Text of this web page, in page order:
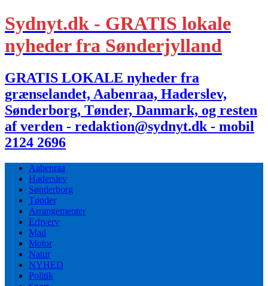
Sydnyt.dk - GRATIS lokale
nyheder fra Sønderjylland
GRATIS LOKALE nyheder fra
grænselandet, Aabenraa, Haderslev,
Sønderborg, Tønder, Danmark, og resten
af verden - redaktion@sydnyt.dk - mobil
2124 2696
Aabenraa
Haderslev
Sønderborg
Tønder
Arrangementer
Erhverv
Mad
Motor
Natur
NYHED
Politik